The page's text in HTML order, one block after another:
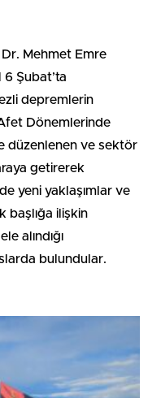
Dr. Mehmet Emre
Şubat’ta
depremlerin
Dönemlerinde
düzenlenen ve sektör
getirerek
yeni yaklaşımlar ve
başlığa ilişkin
alındığı
bulundular.